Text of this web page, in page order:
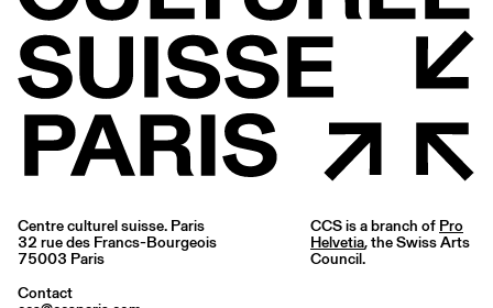
Centre culturel suisse. Paris
32 rue des Francs-Bourgeois
75003 Paris
Contact
CCS is a branch of Pro
Helvetia, the Swiss Arts
Council.